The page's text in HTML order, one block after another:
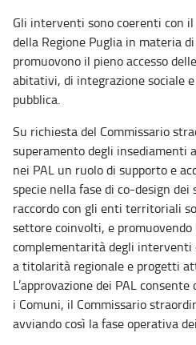
Gli interventi sono coerenti con
della Regione Puglia in materia
promuovono il pieno accesso
abitativi, di integrazione sociale
pubblica.
Su richiesta del Commissario
superamento degli insediamenti
nei PAL un ruolo di supporto e
specie nella fase di co-design
raccordo con gli enti territoriali
settore coinvolti, e promuovendo
complementarità degli
a titolarità regionale e progetti
L’approvazione dei PAL
i Comuni, il Commissario
avviando così la fase operativa